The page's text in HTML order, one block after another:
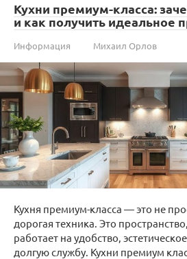
Кухни премиум-класса:
и как получить идеальное
Информация Михаил Орлов
Кухня премиум-класса — это не
дорогая техника. Это
работает на удобство,
долгую службу. Кухни премиум